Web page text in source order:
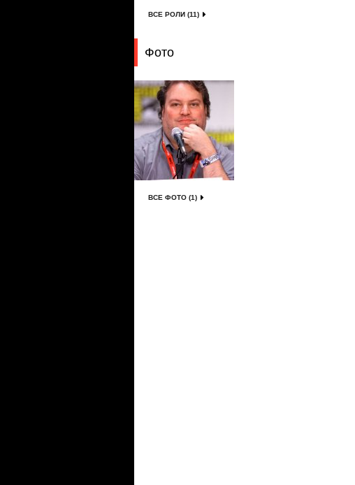
ВСЕ РОЛИ (11)
Фото
ВСЕ ФОТО (1)